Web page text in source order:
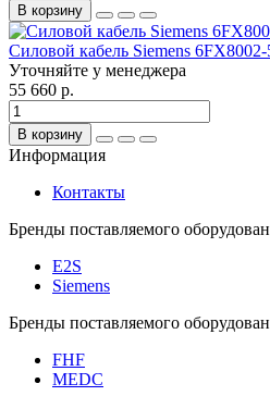
В корзину
Силовой кабель Siemens
Уточняйте у менеджера
55 660 р.
В корзину
Информация
Контакты
Бренды поставляемого
E2S
Siemens
Бренды поставляемого
FHF
MEDC